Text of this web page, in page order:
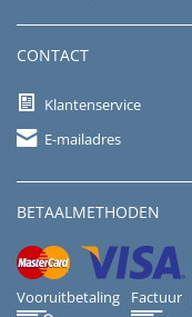
CONTACT
Klantenservice
E-mailadres
BETAALMETHODEN
Vooruitbetaling Factuur